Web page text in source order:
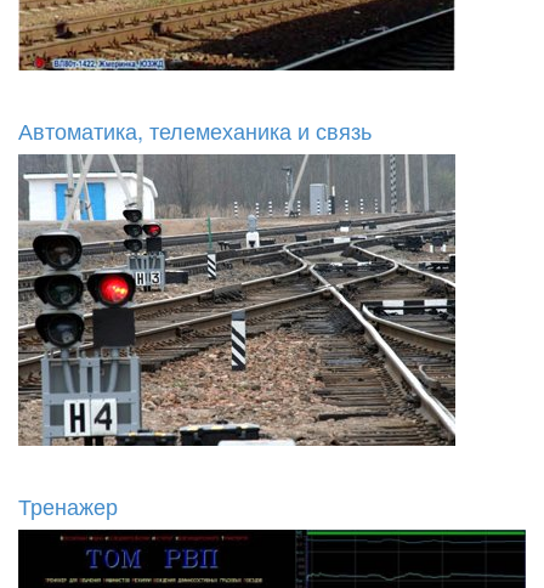
Автоматика, телемеханика и связь
Тренажер